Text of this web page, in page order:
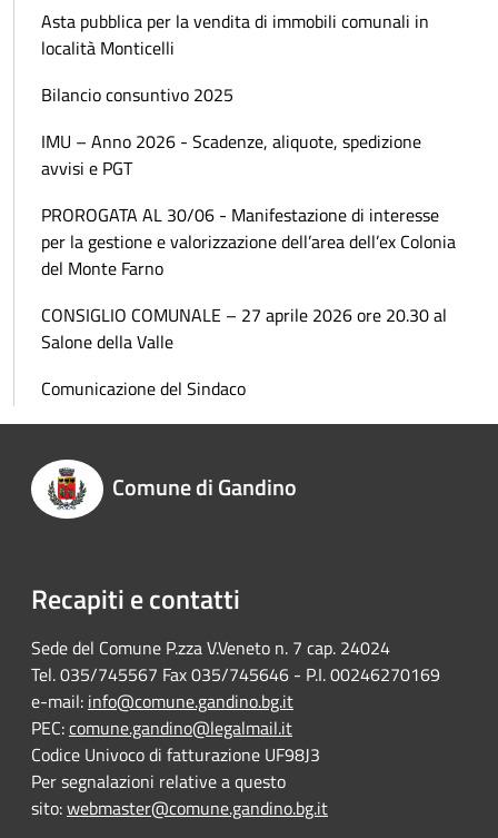
Asta pubblica per la vendita di immobili comunali in
località Monticelli
Bilancio consuntivo 2025
IMU – Anno 2026 - Scadenze, aliquote, spedizione
avvisi e PGT
PROROGATA AL 30/06 - Manifestazione di interesse
per la gestione e valorizzazione dell’area dell’ex Colonia
del Monte Farno
CONSIGLIO COMUNALE – 27 aprile 2026 ore 20.30 al
Salone della Valle
Comunicazione del Sindaco
Comune di Gandino
Recapiti e contatti
Sede del Comune P.zza V.Veneto n. 7 cap. 24024
Tel. 035/745567 Fax 035/745646 - P.I. 00246270169
e-mail: info@comune.gandino.bg.it
PEC:comune.gandino@legalmail.it
Codice Univoco di fatturazione UF98J3
Per segnalazioni relative a questo
sito:webmaster@comune.gandino.bg.it